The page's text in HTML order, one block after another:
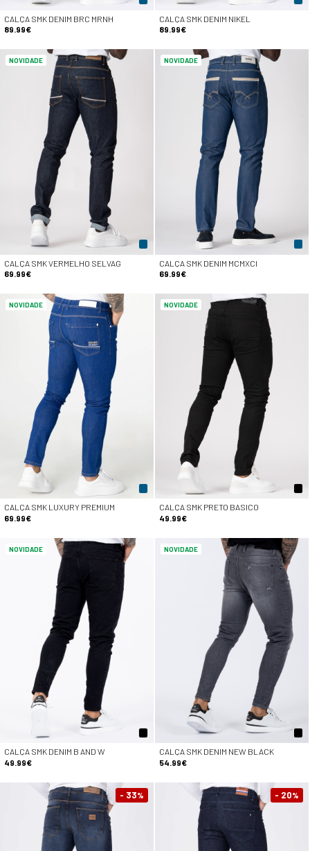
CALÇA SMK DENIM BRC MRNH
89.99€
CALÇA SMK DENIM NIKEL
89.99€
NOVIDADE
CALÇA SMK VERMELHO SELVAG
69.99€
NOVIDADE
CALÇA SMK DENIM MCMXCI
69.99€
NOVIDADE
CALÇA SMK LUXURY PREMIUM
69.99€
NOVIDADE
CALÇA SMK PRETO BASICO
49.99€
NOVIDADE
CALÇA SMK DENIM B AND W
49.99€
NOVIDADE
CALÇA SMK DENIM NEW BLACK
54.99€
- 33% - 20%